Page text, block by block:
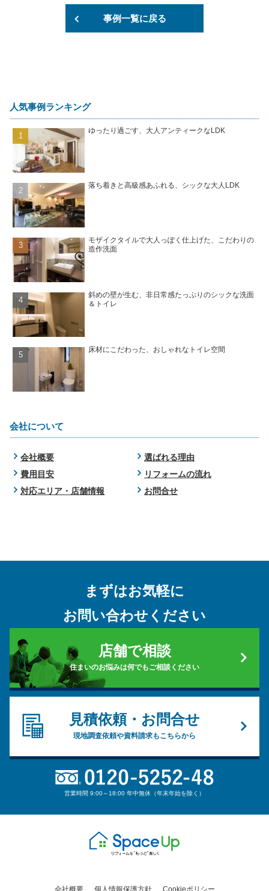
事例一覧に戻る
人気事例ランキング
ゆったり過ごす、大人アンティークなLDK
落ち着きと高級感あふれる、シックな大人LDK
モザイクタイルで大人っぽく仕上げた、こだわりの
造作洗面
斜めの壁が生む、非日常感たっぷりのシックな洗面
＆トイレ
床材にこだわった、おしゃれなトイレ空間
会社について
会社概要
選ばれる理由
費用目安
リフォームの流れ
対応エリア・店舗情報
お問合せ
まずはお気軽に
お問い合わせください
店舗で相談
住まいのお悩みは何でもご相談ください
見積依頼・お問合せ
現地調査依頼や資料請求もこちらから
営業時間 9:00～18:00 年中無休（年末年始を除く）
会社概要 個人情報保護方針 Cookieポリシー